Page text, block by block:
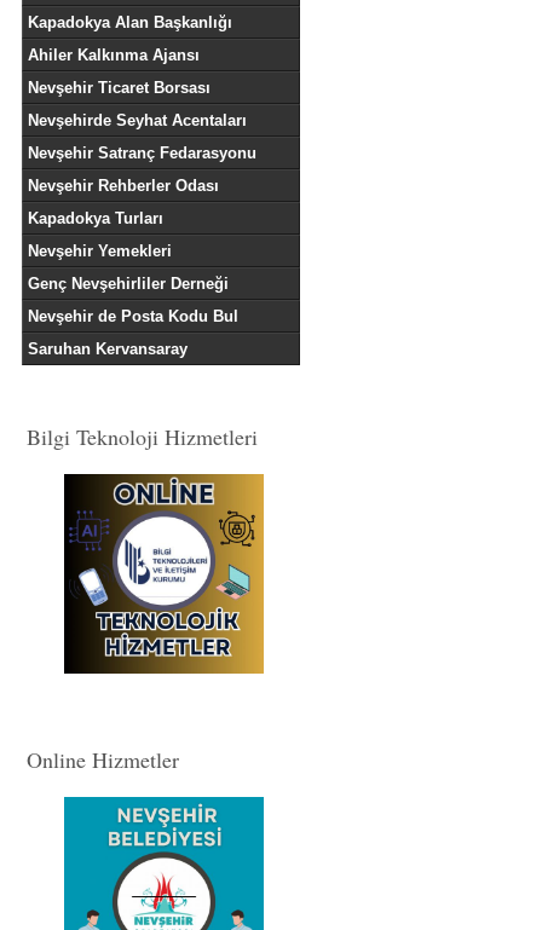
Kapadokya Alan Başkanlığı
Ahiler Kalkınma Ajansı
Nevşehir Ticaret Borsası
Nevşehirde Seyhat Acentaları
Nevşehir Satranç Fedarasyonu
Nevşehir Rehberler Odası
Kapadokya Turları
Nevşehir Yemekleri
Genç Nevşehirliler Derneği
Nevşehir de Posta Kodu Bul
Saruhan Kervansaray
Bilgi Teknoloji Hizmetleri
Online Hizmetler